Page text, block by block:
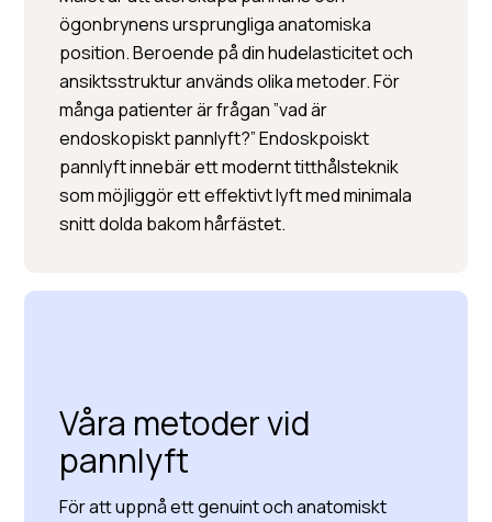
ögonbrynens ursprungliga anatomiska
position. Beroende på din hudelasticitet och
ansiktsstruktur används olika metoder. För
många patienter är frågan ”vad är
endoskopiskt pannlyft?” Endoskpoiskt
pannlyft innebär ett modernt titthålsteknik
som möjliggör ett effektivt lyft med minimala
snitt dolda bakom hårfästet.
Våra metoder vid
pannlyft
För att uppnå ett genuint och anatomiskt